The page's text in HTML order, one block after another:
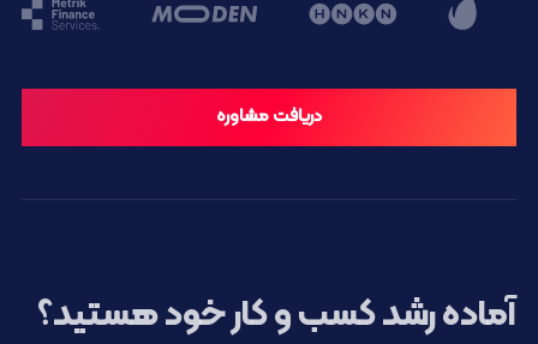
دریافت مشاوره
آماده رشد کسب و کار خود هستید؟